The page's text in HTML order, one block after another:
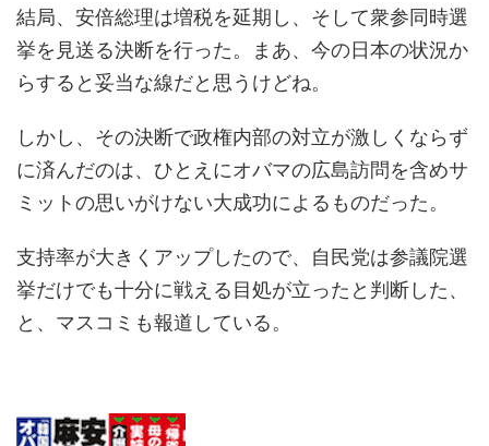
結局、安倍総理は増税を延期し、そして衆参同時選
挙を見送る決断を行った。まあ、今の日本の状況か
らすると妥当な線だと思うけどね。
しかし、その決断で政権内部の対立が激しくならず
に済んだのは、ひとえにオバマの広島訪問を含めサ
ミットの思いがけない大成功によるものだった。
支持率が大きくアップしたので、自民党は参議院選
挙だけでも十分に戦える目処が立ったと判断した、
と、マスコミも報道している。